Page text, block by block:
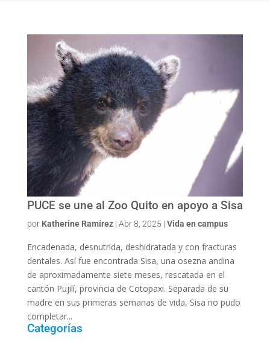
PUCE se une al Zoo Quito en apoyo a Sisa
por Katherine Ramírez| Abr 8, 2025 | Vida en campus
Encadenada, desnutrida, deshidratada y con fracturas
dentales. Así fue encontrada Sisa, una osezna andina
de aproximadamente siete meses, rescatada en el
cantón Pujilí, provincia de Cotopaxi. Separada de su
madre en sus primeras semanas de vida, Sisa no pudo
completar...
Categorías